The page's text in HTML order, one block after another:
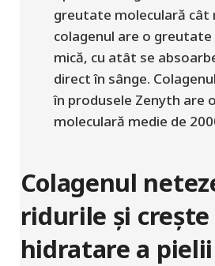
greutate moleculară cât
colagenul are o
mică, cu atât se
direct în sânge. Colagenul
în produsele Zenyth are
moleculară medie de
Colagenul
ridurile și
hidratare a pielii